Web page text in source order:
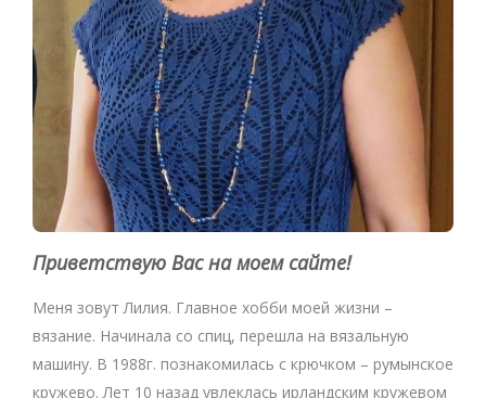
Приветствую Вас на моем сайте!
Меня зовут Лилия. Главное хобби моей жизни –
вязание. Начинала со спиц, перешла на вязальную
машину. В 1988г. познакомилась с крючком – румынское
кружево. Лет 10 назад увлеклась ирландским кружевом